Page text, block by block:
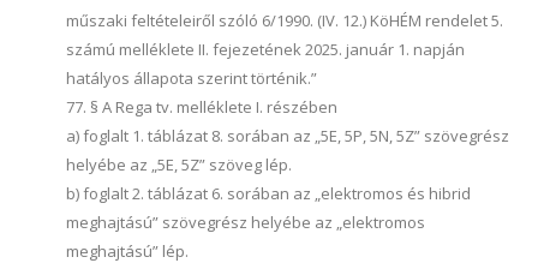
műszaki feltételeiről szóló 6/1990. (IV. 12.) KöHÉM rendelet 5.
számú melléklete II. fejezetének 2025. január 1. napján
hatályos állapota szerint történik.”
77. § A Rega tv. melléklete I. részében
a) foglalt 1. táblázat 8. sorában az „5E, 5P, 5N, 5Z” szövegrész
helyébe az „5E, 5Z” szöveg lép.
b) foglalt 2. táblázat 6. sorában az „elektromos és hibrid
meghajtású” szövegrész helyébe az „elektromos
meghajtású” lép.